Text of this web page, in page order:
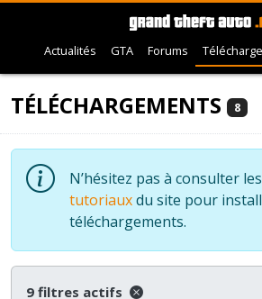
Actualités GTA Forums
TÉLÉCHARGEMENTS 8
N’hésitez pas à consulter les
tutoriauxdu site pour
téléchargements.
9 filtres actifs